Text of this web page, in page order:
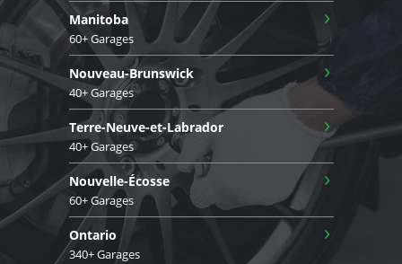
Manitoba
60+ Garages
›
Nouveau-Brunswick
40+ Garages
›
Terre-Neuve-et-Labrador
40+ Garages
›
Nouvelle-Écosse
60+ Garages
›
Ontario
340+ Garages
›